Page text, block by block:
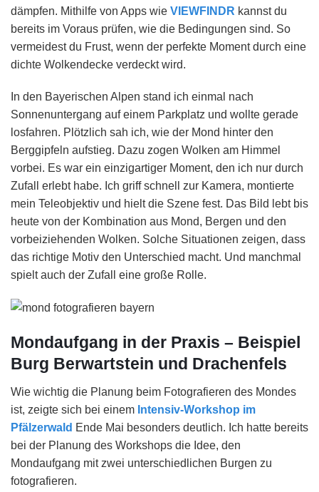
dämpfen. Mithilfe von Apps wie VIEWFINDR kannst du
bereits im Voraus prüfen, wie die Bedingungen sind. So
vermeidest du Frust, wenn der perfekte Moment durch eine
dichte Wolkendecke verdeckt wird.
In den Bayerischen Alpen stand ich einmal nach
Sonnenuntergang auf einem Parkplatz und wollte gerade
losfahren. Plötzlich sah ich, wie der Mond hinter den
Berggipfeln aufstieg. Dazu zogen Wolken am Himmel
vorbei. Es war ein einzigartiger Moment, den ich nur durch
Zufall erlebt habe. Ich griff schnell zur Kamera, montierte
mein Teleobjektiv und hielt die Szene fest. Das Bild lebt bis
heute von der Kombination aus Mond, Bergen und den
vorbeiziehenden Wolken. Solche Situationen zeigen, dass
das richtige Motiv den Unterschied macht. Und manchmal
spielt auch der Zufall eine große Rolle.
Mondaufgang in der Praxis – Beispiel
Burg Berwartstein und Drachenfels
Wie wichtig die Planung beim Fotografieren des Mondes
ist, zeigte sich bei einem Intensiv-Workshop im
Pfälzerwald Ende Mai besonders deutlich. Ich hatte bereits
bei der Planung des Workshops die Idee, den
Mondaufgang mit zwei unterschiedlichen Burgen zu
fotografieren.